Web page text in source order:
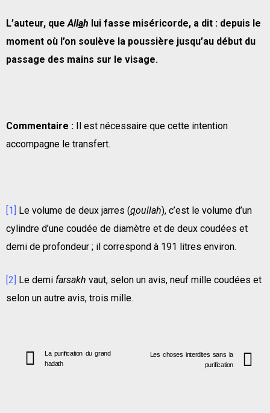
L’auteur, queAllah lui fasse miséricorde, a dit : depuis le
moment où l’on soulève la poussière jusqu’au début du
passage des mains sur le visage.
Commentaire : Il est nécessaire que cette intention
accompagne le transfert.
[1] Le volume de deux jarres (qoullah), c’est le volume d’un
cylindre d’une coudée de diamètre et de deux coudées et
demi de profondeur ; il correspond à 191 litres environ.
[2] Le demi farsakh vaut, selon un avis, neuf mille coudées et
selon un autre avis, trois mille.
La purification du grand
hadath
Les choses interdites sans la
purification